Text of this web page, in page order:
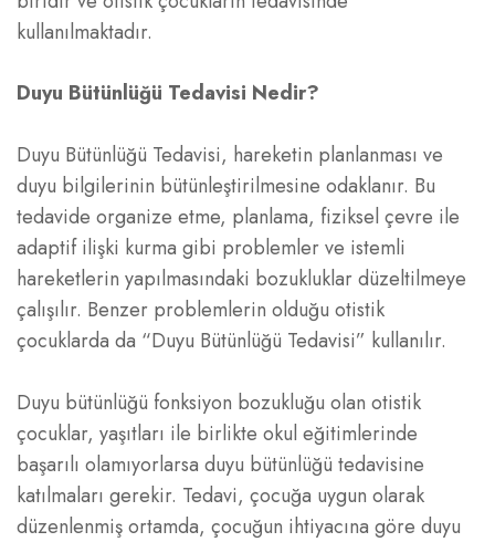
kullanılmaktadır.
Duyu Bütünlüğü Tedavisi Nedir?
Duyu Bütünlüğü Tedavisi, hareketin planlanması ve
duyu bilgilerinin bütünleştirilmesine odaklanır. Bu
tedavide organize etme, planlama, fiziksel çevre ile
adaptif ilişki kurma gibi problemler ve istemli
hareketlerin yapılmasındaki bozukluklar düzeltilmeye
çalışılır. Benzer problemlerin olduğu otistik
çocuklarda da “Duyu Bütünlüğü Tedavisi” kullanılır.
Duyu bütünlüğü fonksiyon bozukluğu olan otistik
çocuklar, yaşıtları ile birlikte okul eğitimlerinde
başarılı olamıyorlarsa duyu bütünlüğü tedavisine
katılmaları gerekir. Tedavi, çocuğa uygun olarak
düzenlenmiş ortamda, çocuğun ihtiyacına göre duyu